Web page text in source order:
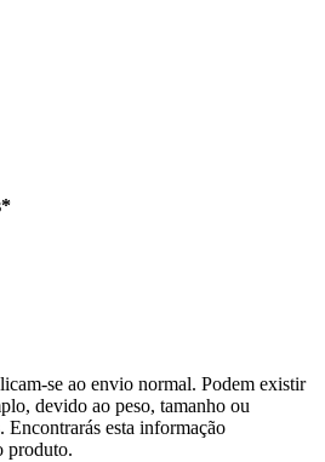
se ao envio normal. Podem existir
devido ao peso, tamanho ou
Encontrarás esta informação
produto.